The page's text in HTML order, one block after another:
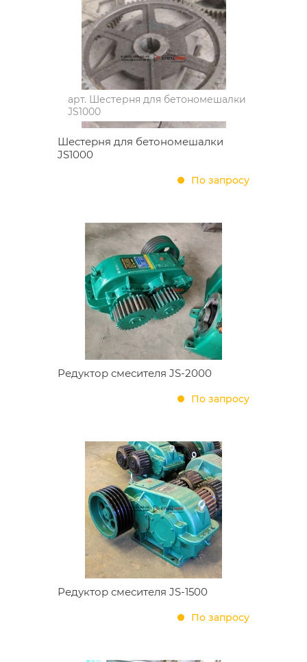
арт. Шестерня для бетономешалки
JS1000
Шестерня для бетономешалки
JS1000
По запросу
Редуктор смесителя JS-2000
По запросу
Редуктор смесителя JS-1500
По запросу